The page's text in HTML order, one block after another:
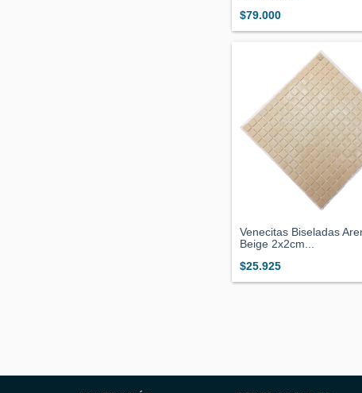
$79.000
Venecitas Biseladas
Beige 2x2cm...
$25.925